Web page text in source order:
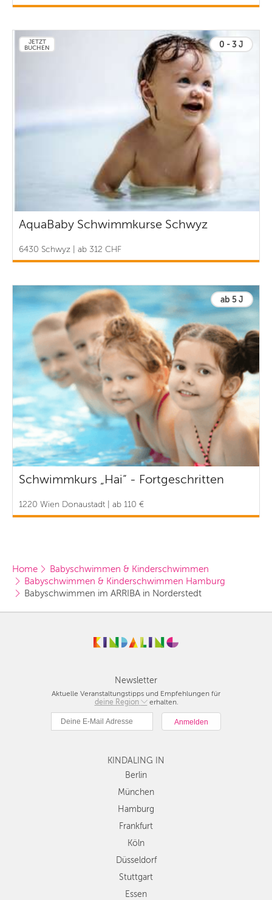
JETZT
BUCHEN
0 - 3 J
AquaBaby Schwimmkurse Schwyz
6430 Schwyz | ab 312 CHF
ab 5 J
Schwimmkurs „Hai“ - Fortgeschritten
1220 Wien Donaustadt | ab 110 €
Home
Babyschwimmen & Kinderschwimmen
Babyschwimmen & Kinderschwimmen Hamburg
Babyschwimmen im ARRIBA in Norderstedt
Newsletter
Aktuelle Veranstaltungstipps und Empfehlungen für
deine Region
Berlin
München
Hamburg
Köln
Düsseldorf
Stuttgart
Essen
Dresden
Nürnberg
Wien
Zürich
erhalten.
KINDALING IN
Berlin
München
Hamburg
Frankfurt
Köln
Düsseldorf
Stuttgart
Essen